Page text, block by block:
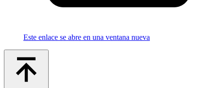
Este enlace se abre en una ventana nueva